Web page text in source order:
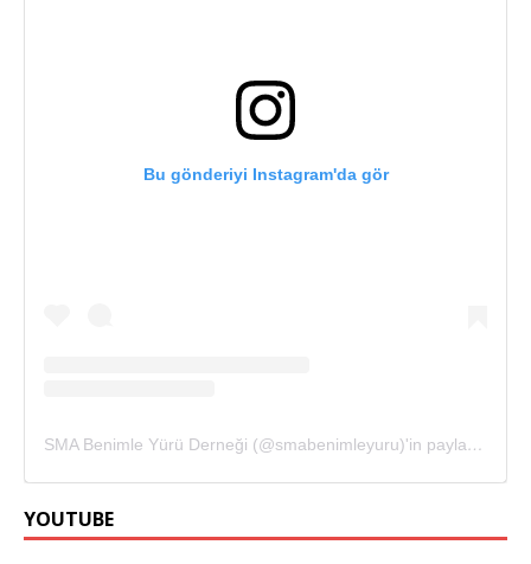
Bu gönderiyi Instagram'da gör
SMA Benimle Yürü Derneği (@smabenimleyuru)'in paylaştığı bir gönderi
YOUTUBE